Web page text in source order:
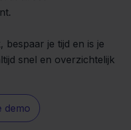
je tijd en is je
snel en overzichtelijk
demo